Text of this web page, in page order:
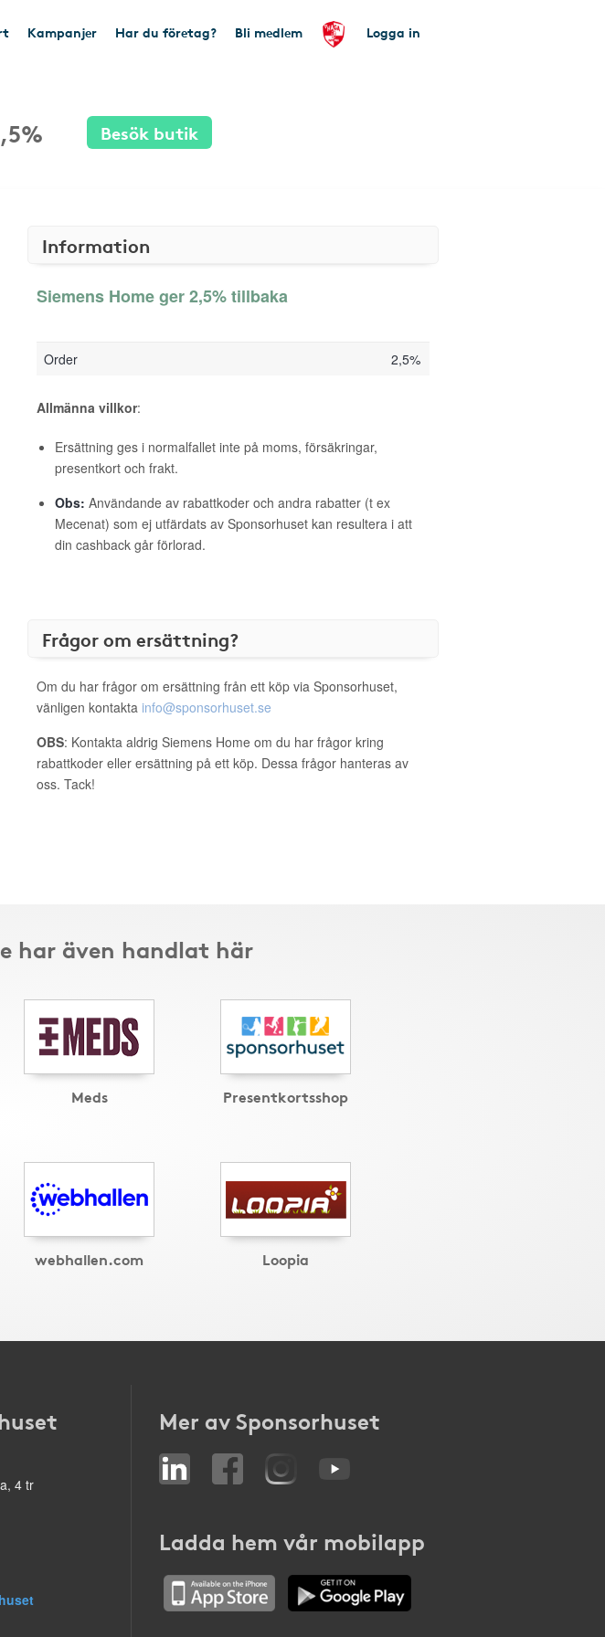
Kampanjer Har du företag? Bli medlem Logga in
Besök butik
Information
Siemens Home ger 2,5% tillbaka
Order 2,5%
Allmänna villkor:
Ersättning ges i normalfallet inte på moms, försäkringar,
presentkort och frakt.
Obs: Användande av rabattkoder och andra rabatter (t ex
Mecenat) som ej utfärdats av Sponsorhuset kan resultera i att
din cashback går förlorad.
Frågor om ersättning?
Om du har frågor om ersättning från ett köp via Sponsorhuset,
vänligen kontakta info@sponsorhuset.se
OBS: Kontakta aldrig Siemens Home om du har frågor kring
rabattkoder eller ersättning på ett köp. Dessa frågor hanteras av
oss. Tack!
har även handlat här
Meds Presentkortsshop
webhallen.com Loopia
4 tr
Mer av Sponsorhuset
Ladda hem vår mobilapp